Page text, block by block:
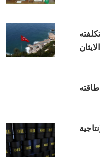
خليط الايثان
دولار، تصل طاقته
طاقته الإنتاجية